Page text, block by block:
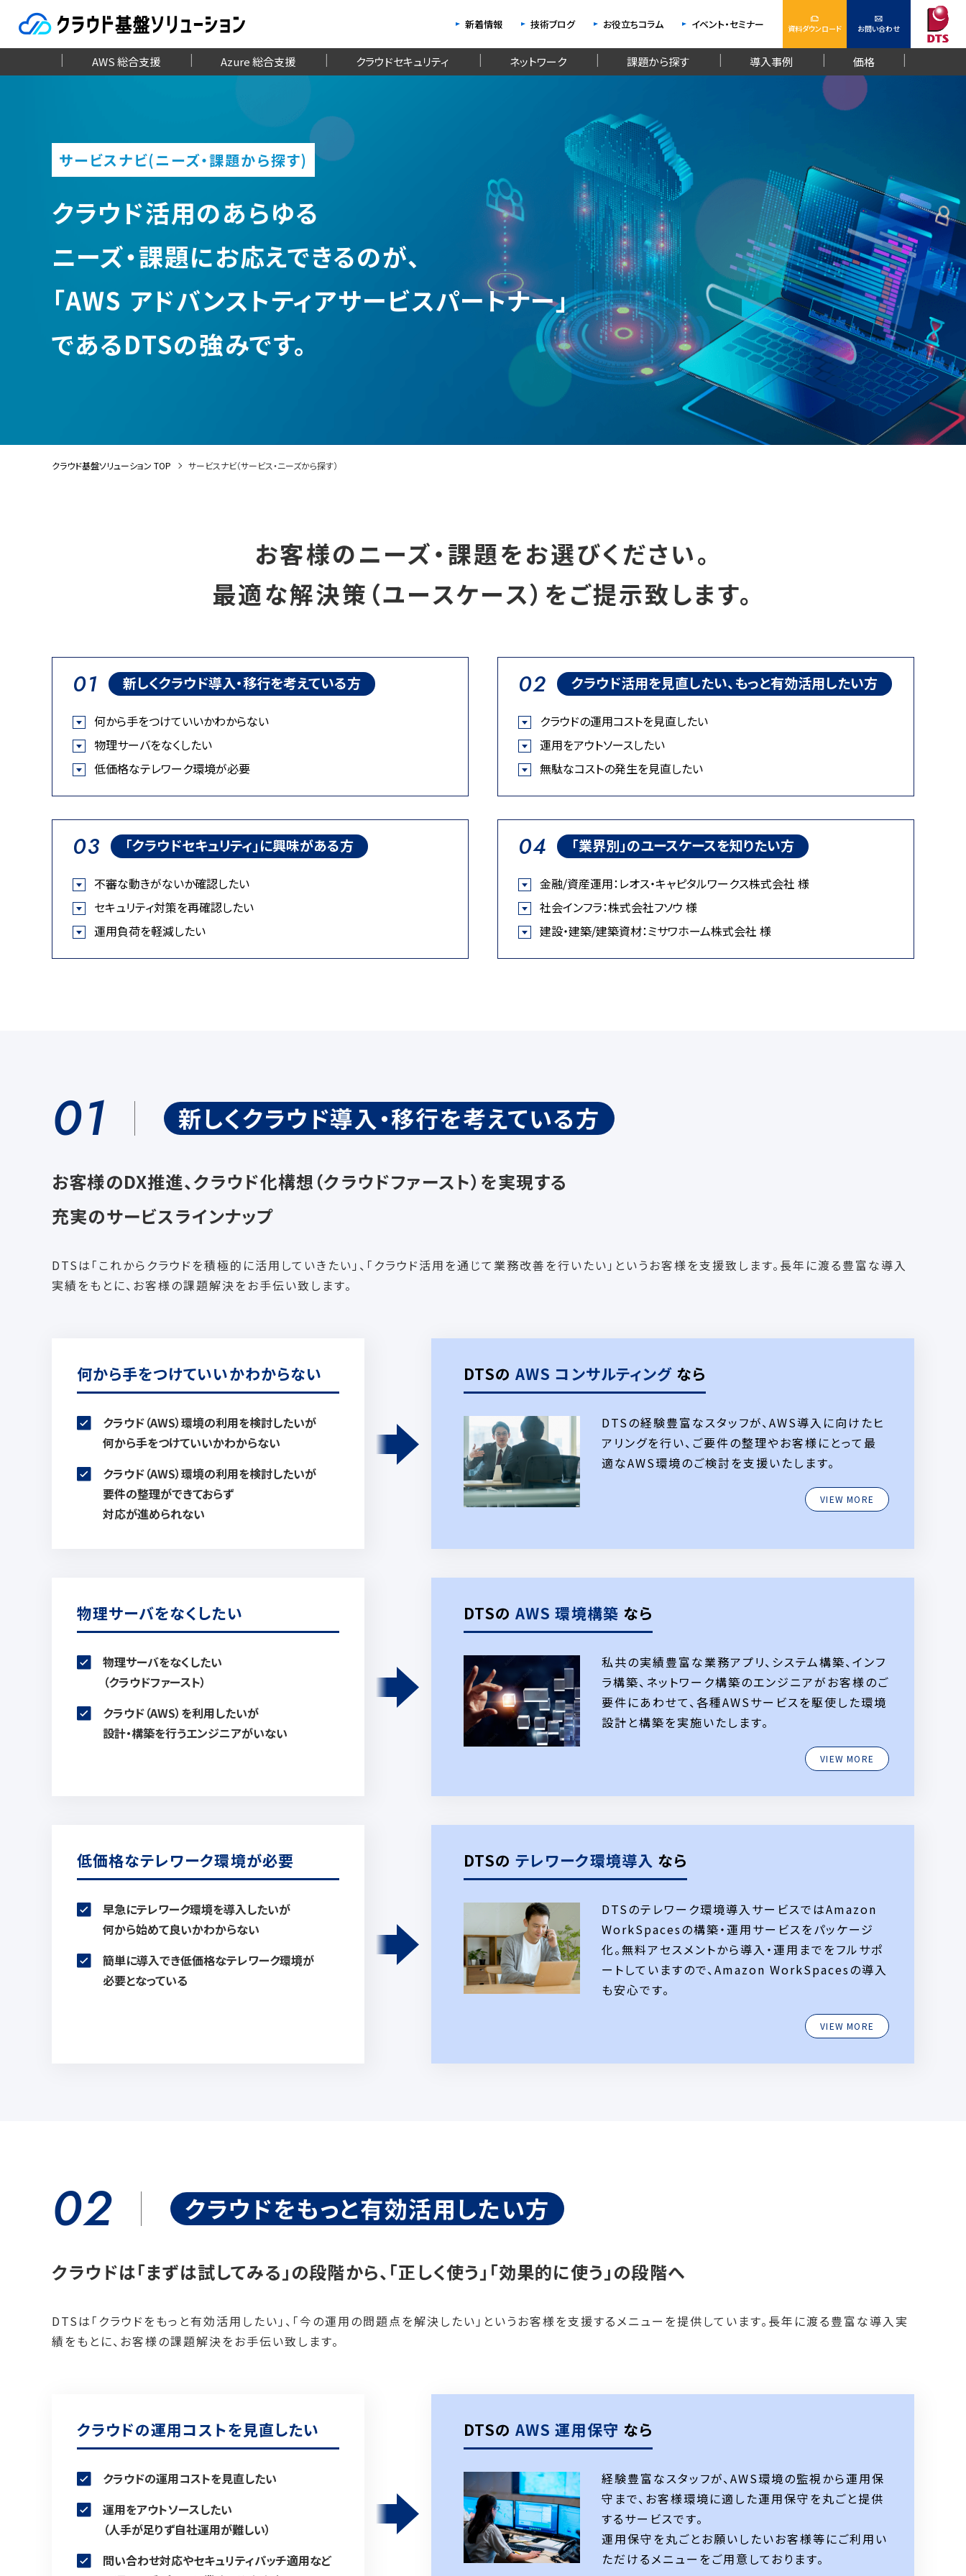
新着情報 技術ブログ お役立ちコラム イベント・セミナー 資料ダウンロード お問い合わせ
AWS 総合支援 Azure 総合支援 クラウドセキュリティ ネットワーク 課題から探す 導入事例 価格
サービスナビ(ニーズ・課題から探す)
クラウド活用のあらゆる
ニーズ・課題にお応えできるのが、
「AWS アドバンストティアサービスパートナー」
であるDTSの強みです。
クラウド基盤ソリューション TOP サービスナビ（サービス・ニーズから探す）
お客様のニーズ・課題をお選びください。
最適な解決策（ユースケース）をご提示致します。
01 新しくクラウド導入・移行を考えている方
何から手をつけていいかわからない
物理サーバをなくしたい
低価格なテレワーク環境が必要
02 クラウド活用を見直したい、もっと有効活用したい方
クラウドの運用コストを見直したい
運用をアウトソースしたい
無駄なコストの発生を見直したい
03 「クラウドセキュリティ」に興味がある方
不審な動きがないか確認したい
セキュリティ対策を再確認したい
運用負荷を軽減したい
04 「業界別」のユースケースを知りたい方
金融/資産運用：レオス・キャピタルワークス株式会社 様
社会インフラ：株式会社フソウ 様
建設・建築/建築資材：ミサワホーム株式会社 様
01 新しくクラウド導入・移行を考えている方
お客様のDX推進、クラウド化構想（クラウドファースト）を実現する
充実のサービスラインナップ
DTSは「これからクラウドを積極的に活用していきたい」、「クラウド活用を通じて業務改善を行いたい」というお客様を支援致します。長年に渡る豊富な導入
実績をもとに、お客様の課題解決をお手伝い致します。
何から手をつけていいかわからない
クラウド（AWS）環境の利用を検討したいが
何から手をつけていいかわからない
クラウド（AWS）環境の利用を検討したいが
要件の整理ができておらず
対応が進められない
DTSのAWS コンサルティングなら
DTSの経験豊富なスタッフが、AWS導入に向けたヒ
アリングを行い、ご要件の整理やお客様にとって最
適なAWS環境のご検討を支援いたします。
VIEW MORE
物理サーバをなくしたい
物理サーバをなくしたい
（クラウドファースト）
クラウド（AWS）を利用したいが
設計・構築を行うエンジニアがいない
DTSのAWS 環境構築 なら
私共の実績豊富な業務アプリ、システム構築、インフ
ラ構築、ネットワーク構築のエンジニアがお客様のご
要件にあわせて、各種AWSサービスを駆使した環境
設計と構築を実施いたします。
VIEW MORE
低価格なテレワーク環境が必要
早急にテレワーク環境を導入したいが
何から始めて良いかわからない
簡単に導入でき低価格なテレワーク環境が
必要となっている
DTSのテレワーク環境導入 なら
DTSのテレワーク環境導入サービスではAmazon
WorkSpacesの構築・運用サービスをパッケージ
化。無料アセスメントから導入・運用までをフルサポ
ートしていますので、Amazon WorkSpacesの導入
も安心です。
VIEW MORE
02 クラウドをもっと有効活用したい方
クラウドは「まずは試してみる」の段階から、「正しく使う」「効果的に使う」の段階へ
DTSは「クラウドをもっと有効活用したい」、「今の運用の問題点を解決したい」というお客様を支援するメニューを提供しています。長年に渡る豊富な導入実
績をもとに、お客様の課題解決をお手伝い致します。
クラウドの運用コストを見直したい
クラウドの運用コストを見直したい
運用をアウトソースしたい
（人手が足りず自社運用が難しい）
問い合わせ対応やセキュリティパッチ適用など
DTSのAWS 運用保守 なら
経験豊富なスタッフが、AWS環境の監視から運用保
守まで、お客様環境に適した運用保守を丸ごと提供
するサービスです。
運用保守を丸ごとお願いしたいお客様等にご利用い
ただけるメニューをご用意しております。